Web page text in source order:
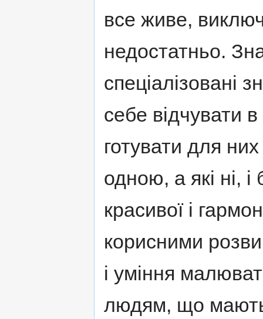
все живе,
недостатньо.
спеціалізовані
себе відчувати
готувати для
одною, а які ні,
красивої і
корисними
і уміння
людям, що